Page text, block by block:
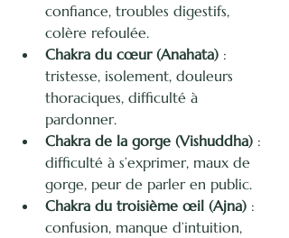
confiance, troubles digestifs,
colère refoulée.
Chakra du cœur (Anahata) :
tristesse, isolement, douleurs
thoraciques, difficulté à
pardonner.
Chakra de la gorge (Vishuddha) :
difficulté à s’exprimer, maux de
gorge, peur de parler en public.
Chakra du troisième œil (Ajna) :
confusion, manque d’intuition,